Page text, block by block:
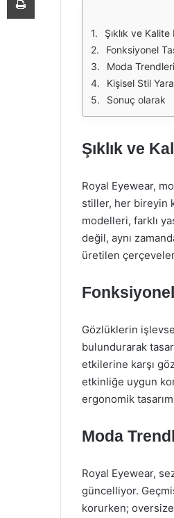
Şıklık ve
Fonksiyonel
Moda
Kişisel Stil
Sonuç olarak
Şıklık ve
Royal Eyewear,
stiller, her bireyin
modelleri, farklı
değil, aynı
üretilen
Gözlüklerin
bulundurarak
etkilerine karşı
etkinliğe uygun
ergonomik
Moda
Royal Eyewear,
güncelliyor.
korurken;